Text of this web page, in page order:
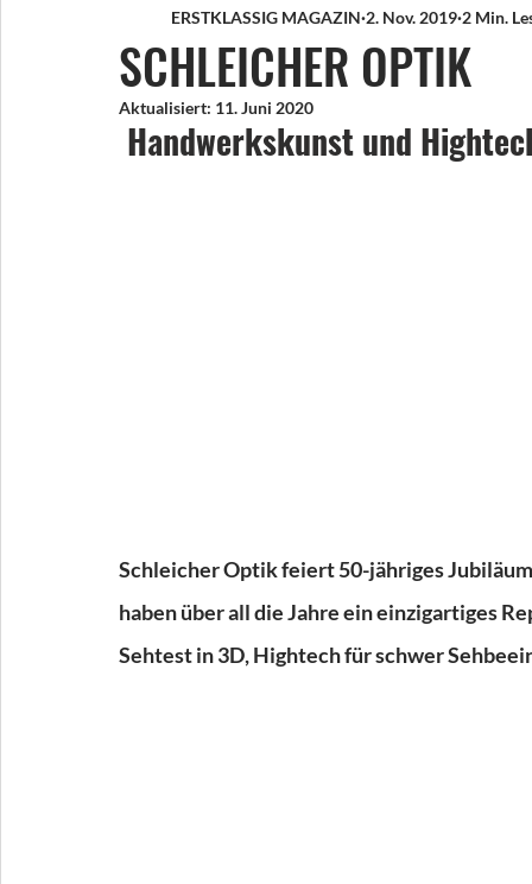
SCHLEICHER OPTIK
ERSTKLASSIG MAGAZIN 2. Nov. 2019 2 Min.
Aktualisiert: 11. Juni 2020
Handwerkskunst und
Schleicher Optik feiert 50-jähriges
haben über all die Jahre ein einzigartiges
Sehtest in 3D, Hightech für schwer